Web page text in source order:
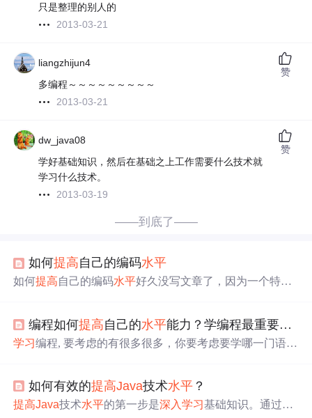
只是整理的别人的
2013-03-21
liangzhijun4
多编程～～～～～～～～～
2013-03-21
赞
dw_java08
学好基础知识，然后在基础之上工作需要什么技术就
学习什么技术。
2013-03-19
赞
——到底了——
如何提高自己的编码水平
如何提高自己的编码水平好久没写文章了，因为一个特殊
手 常见的困惑经常听到一些困惑，比如说 看不懂别人写的
什么啊，自己写的话写的乱，有的不知道怎么写啊，或
看不懂正常） 自己写代码感觉无从下手，不知道
编程如何提高自己的水平能力？学编程最重要的是什么？请看凡人浅谈如何学C
学习编程, 要考虑的有很多很多，你要考虑要学哪一门语
语言，学校发一本垃圾C语言教材，按时上课，老师在那
里照着PPT念，讲一些八百年前的代码，垃圾代码风格，
如何有效的提高Java技术水平 ？
提高Java技术水平的第一步是深入学习基础知识。通过参